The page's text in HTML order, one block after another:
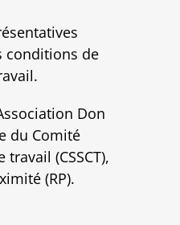
conditions de
Don
du Comité
(CSSCT),
(RP).